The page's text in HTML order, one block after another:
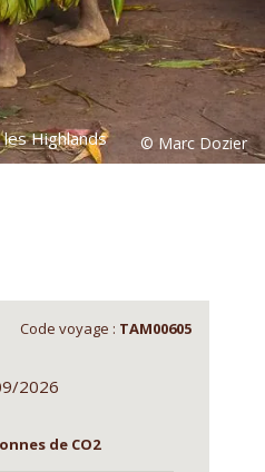
Highlands
Code voyage : TAM00605
2026
de CO2